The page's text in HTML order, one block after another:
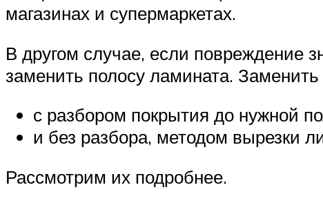
магазинах и супермаркетах.
В другом случае, если повреждение
заменить полосу ламината.
с разбором покрытия до нужной
и без разбора, методом вырезки
Рассмотрим их подробнее.